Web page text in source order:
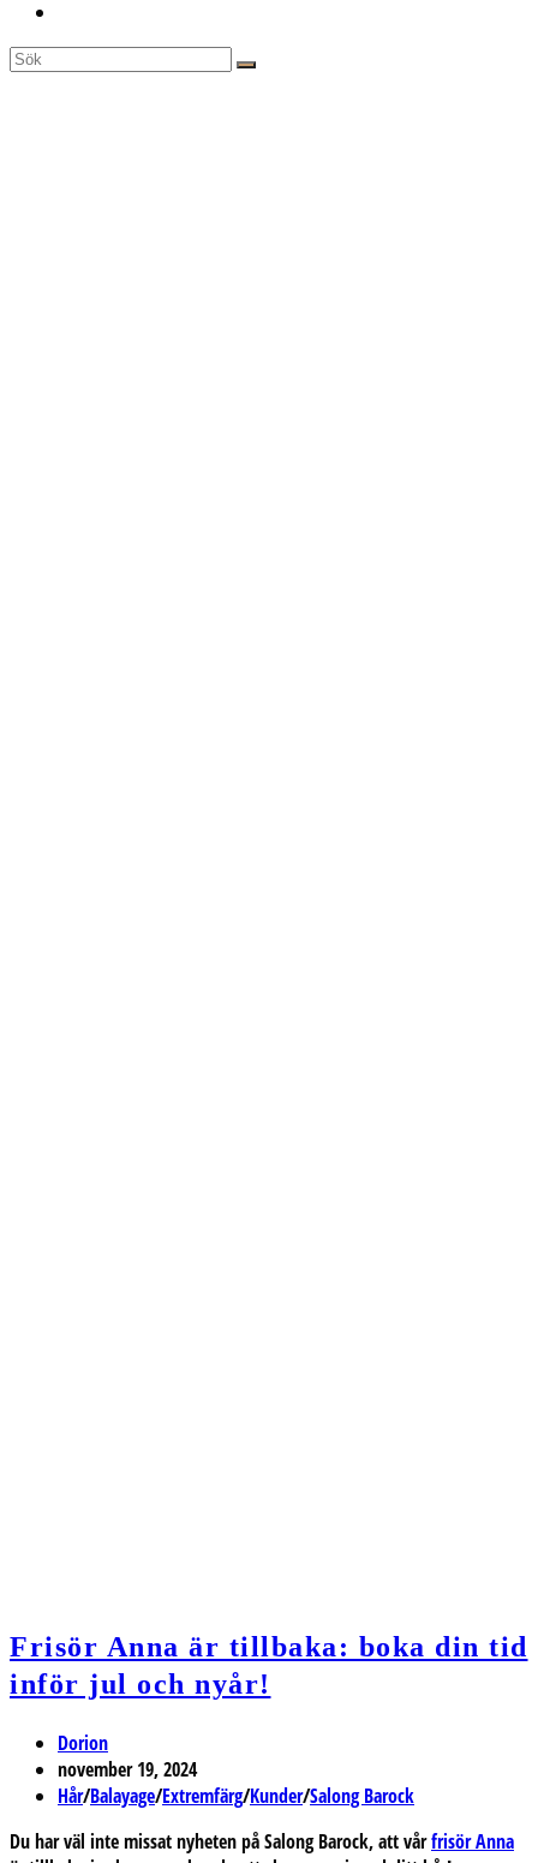
Frisör Anna är tillbaka: boka din tid
inför jul och nyår!
Inläggsförfattare:
Dorion
Inlägget
publicerat:
november 19, 2024
Inläggskategori:
Hår/Balayage/Extremfärg/Kunder/Salong Barock
Du har väl inte missat nyheten påSalong Barock, att vårfrisörAnna